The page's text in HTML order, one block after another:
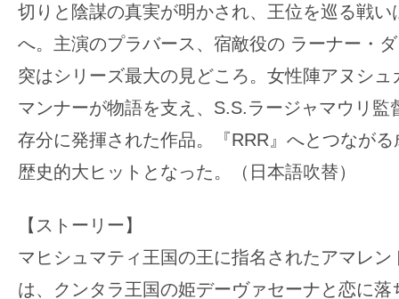
切りと陰謀の真実が明かされ、王位を巡る戦い
へ。主演のプラバース、宿敵役の ラーナー・
突はシリーズ最大の見どころ。女性陣アヌシ
マンナーが物語を支え、S.S.ラージャマウリ監
存分に発揮された作品。『RRR』へとつなが
歴史的大ヒットとなった。（日本語吹替）
【ストーリー】
マヒシュマティ王国の王に指名されたアマレン
は、クンタラ王国の姫デーヴァセーナと恋に